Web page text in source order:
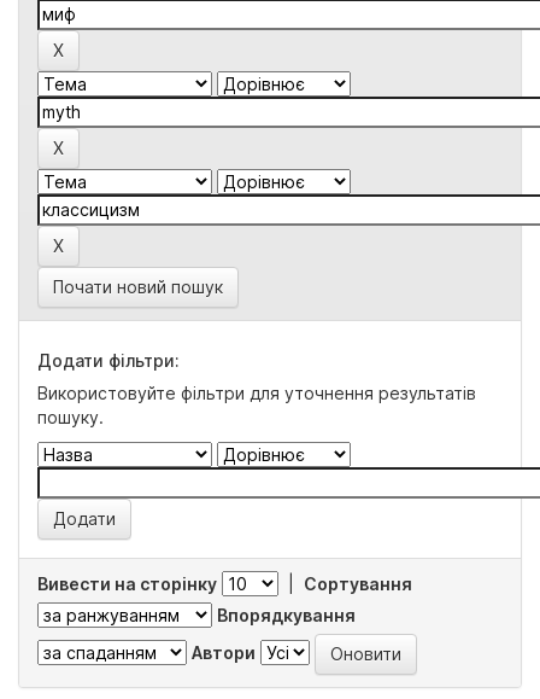
Почати новий пошук
Додати фільтри:
Використовуйте фільтри для уточнення результатів
пошуку.
Вивести на сторінку
Сортування
Впорядкування
Автори